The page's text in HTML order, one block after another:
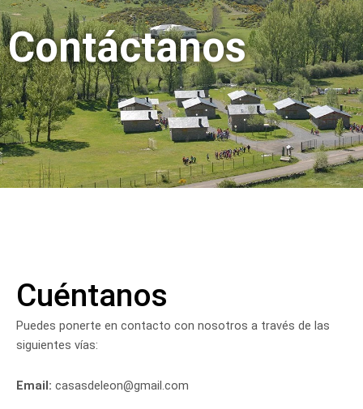
Contáctanos
Cuéntanos
Puedes ponerte en contacto con nosotros a través de las
siguientes vías:
Email: casasdeleon@gmail.com